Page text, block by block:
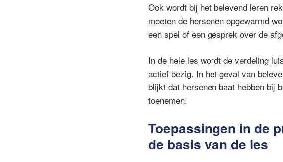
Ook wordt bij het belevend leren
moeten de hersenen opgewarmd
een spel of een gesprek over de
In de hele les wordt de verdeling
actief bezig. In het geval van
blijkt dat hersenen baat hebben bij
toenemen.
Toepassingen in de
de basis van de les